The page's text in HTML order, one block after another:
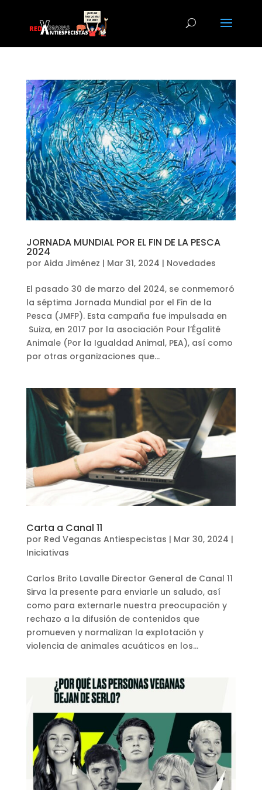
JORNADA MUNDIAL POR EL FIN DE LA PESCA
2024
por Aida Jiménez | Mar 31, 2024 | Novedades
El pasado 30 de marzo del 2024, se conmemoró
la séptima Jornada Mundial por el Fin de la
Pesca (JMFP). Esta campaña fue impulsada en
Suiza, en 2017 por la asociación Pour l’Égalité
Animale (Por la Igualdad Animal, PEA), así como
por otras organizaciones que...
Carta a Canal 11
por Red Veganas Antiespecistas | Mar 30, 2024 |
Iniciativas
Carlos Brito Lavalle Director General de Canal 11
Sirva la presente para enviarle un saludo, así
como para externarle nuestra preocupación y
rechazo a la difusión de contenidos que
promueven y normalizan la explotación y
violencia de animales acuáticos en los...